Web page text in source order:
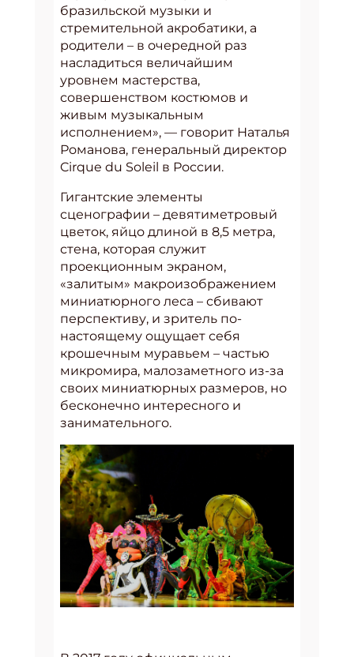
бразильской музыки и
стремительной акробатики, а
родители – в очередной раз
насладиться величайшим
уровнем мастерства,
совершенством костюмов и
живым музыкальным
исполнением», — говорит Наталья
Романова, генеральный директор
Cirque du Soleil в России.
Гигантские элементы
сценографии – девятиметровый
цветок, яйцо длиной в 8,5 метра,
стена, которая служит
проекционным экраном,
«залитым» макроизображением
миниатюрного леса – сбивают
перспективу, и зритель по-
настоящему ощущает себя
крошечным муравьем – частью
микромира, малозаметного из-за
своих миниатюрных размеров, но
бесконечно интересного и
занимательного.